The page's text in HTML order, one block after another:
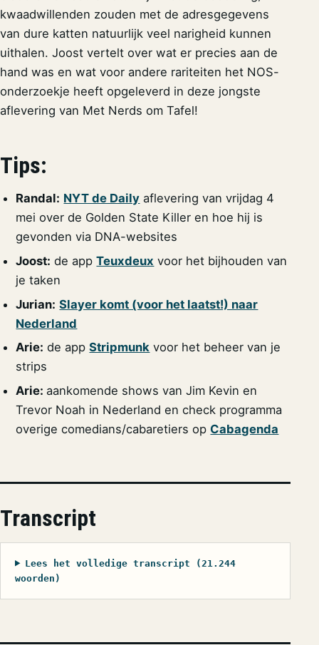
kwaadwillenden zouden met de adresgegevens
van dure katten natuurlijk veel narigheid kunnen
uithalen. Joost vertelt over wat er precies aan de
hand was en wat voor andere rariteiten het NOS-
onderzoekje heeft opgeleverd in deze jongste
aflevering van Met Nerds om Tafel!
Tips:
Randal: NYT de Daily aflevering van vrijdag 4
mei over de Golden State Killer en hoe hij is
gevonden via DNA-websites
Joost: de appTeuxdeux voor het bijhouden van
je taken
Jurian: Slayer komt (voor het laatst!) naar
Nederland
Arie: de appStripmunk voor het beheer van je
strips
Arie: aankomende shows van Jim Kevin en
Trevor Noah in Nederland en check programma
overige comedians/cabaretiers opCabagenda
Transcript
Lees het volledige transcript (21.244
woorden)